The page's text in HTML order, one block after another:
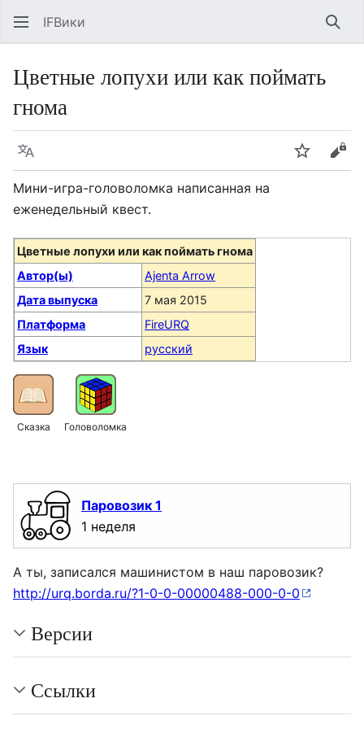
IFВики
Цветные лопухи или как поймать
гнома
Язык Следить
Мини-игра-головоломка написанная на
еженедельный квест.
Цветные лопухи или как поймать гнома
Автор(ы)
Ajenta Arrow
Дата выпуска
7 мая 2015
Платформа
FireURQ
Язык
русский
Сказка Головоломка
Паровозик 1
1 неделя
А ты, записался машинистом в наш паровозик?
http://urq.borda.ru/?1-0-0-00000488-000-0-0
Версии
Ссылки